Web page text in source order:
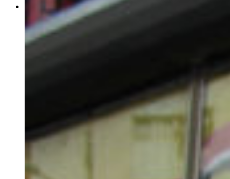
MULTIMÉDIAS